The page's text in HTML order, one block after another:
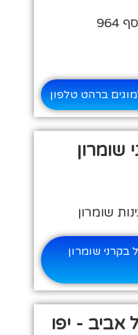
ברהט טלפון
שומרון
שומרון
שומרון
אביב - יפו